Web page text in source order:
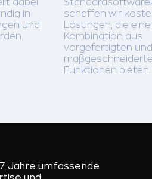
dabei
in
und
schaffen wir
Lösungen, die
Kombination aus
vorgefertigten und
Funktionen bieten.
Jahre umfassende